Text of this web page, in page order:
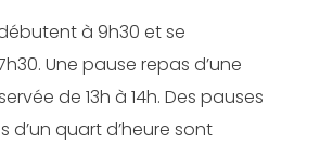
à 9h30 et se
Une pause repas d’une
de 13h à 14h. Des pauses
d’un quart d’heure sont